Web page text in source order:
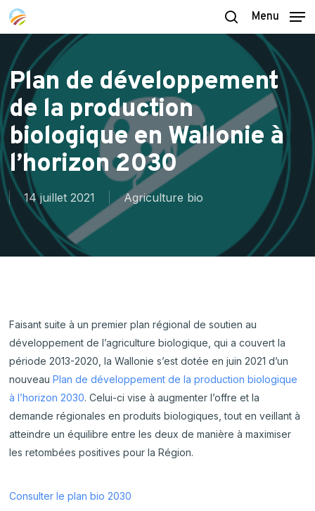
Skip
main
content
search
Menu
Plan de développement
de la production
biologique en Wallonie à
l’horizon 2030
14 juillet 2021 Agriculture bio
Faisant suite à un premier plan régional de soutien au
développement de l’agriculture biologique, qui a couvert la
période 2013-2020, la Wallonie s’est dotée en juin 2021 d’un
nouveauPlan de développement de la production biologique
à l’horizon 2030. Celui-ci vise à augmenter l’offre et la
demande régionales en produits biologiques, tout en veillant à
atteindre un équilibre entre les deux de manière à maximiser
les retombées positives pour la Région.
Consulter le plan bio 2030